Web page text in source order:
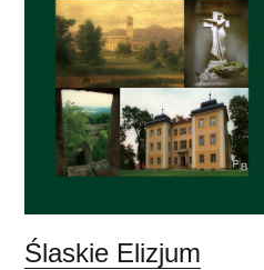
Ślaskie Elizjum